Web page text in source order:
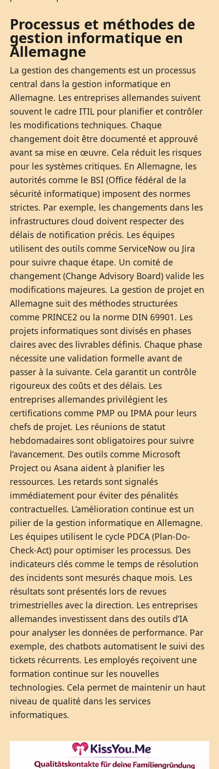
Processus et méthodes de
gestion informatique en
Allemagne
La gestion des changements est un processus
central dans la gestion informatique en
Allemagne. Les entreprises allemandes suivent
souvent le cadre ITIL pour planifier et contrôler
les modifications techniques. Chaque
changement doit être documenté et approuvé
avant sa mise en œuvre. Cela réduit les risques
pour les systèmes critiques. En Allemagne, les
autorités comme le BSI (Office fédéral de la
sécurité informatique) imposent des normes
strictes. Par exemple, les changements dans les
infrastructures cloud doivent respecter des
délais de notification précis. Les équipes
utilisent des outils comme ServiceNow ou Jira
pour suivre chaque étape. Un comité de
changement (Change Advisory Board) valide les
modifications majeures. La gestion de projet en
Allemagne suit des méthodes structurées
comme PRINCE2 ou la norme DIN 69901. Les
projets informatiques sont divisés en phases
claires avec des livrables définis. Chaque phase
nécessite une validation formelle avant de
passer à la suivante. Cela garantit un contrôle
rigoureux des coûts et des délais. Les
entreprises allemandes privilégient les
certifications comme PMP ou IPMA pour leurs
chefs de projet. Les réunions de statut
hebdomadaires sont obligatoires pour suivre
l’avancement. Des outils comme Microsoft
Project ou Asana aident à planifier les
ressources. Les retards sont signalés
immédiatement pour éviter des pénalités
contractuelles. L’amélioration continue est un
pilier de la gestion informatique en Allemagne.
Les équipes utilisent le cycle PDCA (Plan-Do-
Check-Act) pour optimiser les processus. Des
indicateurs clés comme le temps de résolution
des incidents sont mesurés chaque mois. Les
résultats sont présentés lors de revues
trimestrielles avec la direction. Les entreprises
allemandes investissent dans des outils d’IA
pour analyser les données de performance. Par
exemple, des chatbots automatisent le suivi des
tickets récurrents. Les employés reçoivent une
formation continue sur les nouvelles
technologies. Cela permet de maintenir un haut
niveau de qualité dans les services
informatiques.